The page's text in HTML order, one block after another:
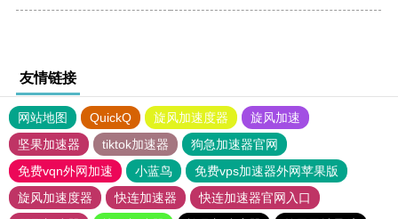
友情链接
网站地图 QuickQ 旋风加速度器
旋风加速
坚果加速器
tiktok加速器
狗急加速器官网
免费vqn外网加速
小蓝鸟
免费vps加速器外网苹果版
旋风加速度器
快连加速器
快连加速器官网入口